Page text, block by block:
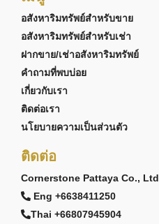
อสังหาริมทรัพย์สำหรับขาย
อสังหาริมทรัพย์สำหรับเช่า
ฝากขาย/เช่าอสังหาริมทรัพย์
คำถามที่พบบ่อย
เกี่ยวกับเรา
ติดต่อเรา
นโยบายความเป็นส่วนตัว
ติดต่อ
Cornerstone Pattaya Co., Ltd
Eng +6638411250
Thai +66807945904